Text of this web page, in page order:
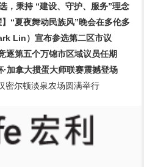
，秉持 “建设、守护、服务”理念
“夏夜舞动民族风”晚会在多伦多
Lin）宣布参选第二区市议
逐第五个万锦市区域议员任期
加拿大掼蛋大师联赛震撼登场
密尔顿淡泉农场圆满举行